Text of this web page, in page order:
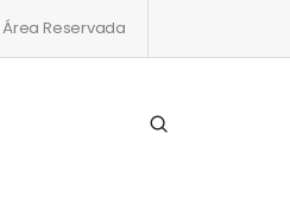
Área Reservada